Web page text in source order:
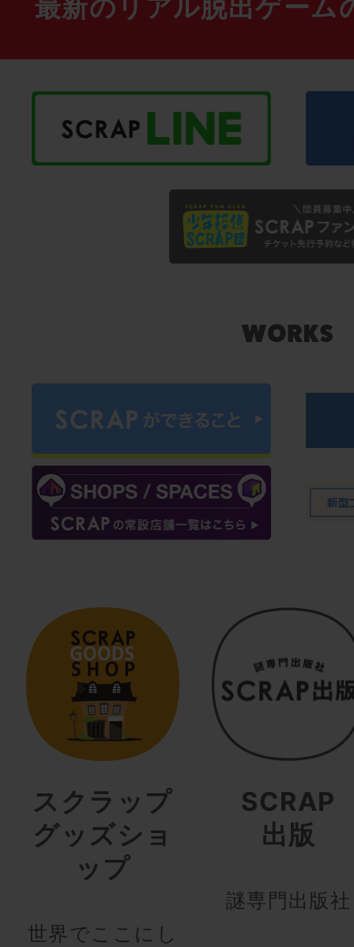
最新のリアル脱出ゲーム
スクラップ
グッズショ
ップ
世界でここにし
SCRAP
出版
謎専門出版社